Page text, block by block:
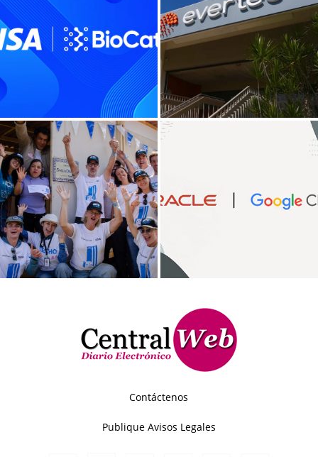
Contáctenos
Publique Avisos Legales